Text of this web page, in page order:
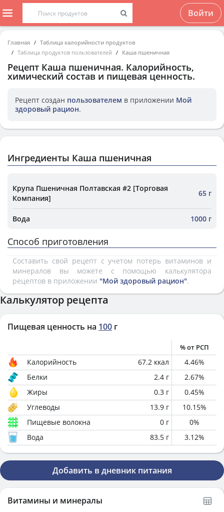
Войти
Главная
Таблица калорийности продуктов
Таблица продуктов пользователей
Каша пшеничная
Рецепт Каша пшеничная. Калорийность,
химический состав и пищевая ценность.
Рецепт создан пользователем в приложении Мой
здоровый рацион.
Ингредиенты Каша пшеничная
Крупа Пшеничная Полтавская #2 [Торговая
Компания]
65 г
Вода 1000 г
Способ приготовления
Составить свой рецепт с учетом потерь витаминов и
минералов вы можете с помощью калькулятора
рецептов в приложении "Мой здоровый рацион".
Калькулятор рецепта
Пищевая ценность на 100 г
% от РСП
Калорийность 67.2 ккал 4.46%
Белки
2.4 г 2.67%
Жиры
0.3 г 0.45%
Углеводы
13.9 г 10.15%
Пищевые волокна
0 г 0%
Вода
83.5 г 3.12%
Добавить в дневник питания
Витамины и минералы